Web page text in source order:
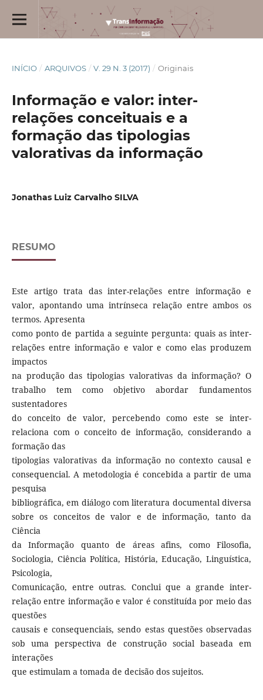
INÍCIO / ARQUIVOS / V. 29 N. 3 (2017) / Originais
Informação e valor: inter-
relações conceituais e a
formação das tipologias
valorativas da informação
Jonathas Luiz Carvalho SILVA
RESUMO
Este artigo trata das inter-relações entre informação e
valor, apontando uma intrínseca relação entre ambos os
termos. Apresenta
como ponto de partida a seguinte pergunta: quais as inter-
relações entre informação e valor e como elas produzem
impactos
na produção das tipologias valorativas da informação? O
trabalho tem como objetivo abordar fundamentos
sustentadores
do conceito de valor, percebendo como este se inter-
relaciona com o conceito de informação, considerando a
formação das
tipologias valorativas da informação no contexto causal e
consequencial. A metodologia é concebida a partir de uma
pesquisa
bibliográfica, em diálogo com literatura documental diversa
sobre os conceitos de valor e de informação, tanto da
Ciência
da Informação quanto de áreas afins, como Filosofia,
Sociologia, Ciência Política, História, Educação, Linguística,
Psicologia,
Comunicação, entre outras. Conclui que a grande inter-
relação entre informação e valor é constituída por meio das
questões
causais e consequenciais, sendo estas questões observadas
sob uma perspectiva de construção social baseada em
interações
que estimulam a tomada de decisão dos sujeitos.